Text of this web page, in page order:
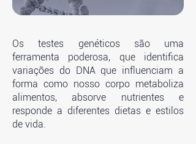
Os testes genéticos são uma
ferramenta poderosa, que identifica
variações do DNA que influenciam a
forma como nosso corpo metaboliza
alimentos, absorve nutrientes e
responde a diferentes dietas e estilos
de vida.